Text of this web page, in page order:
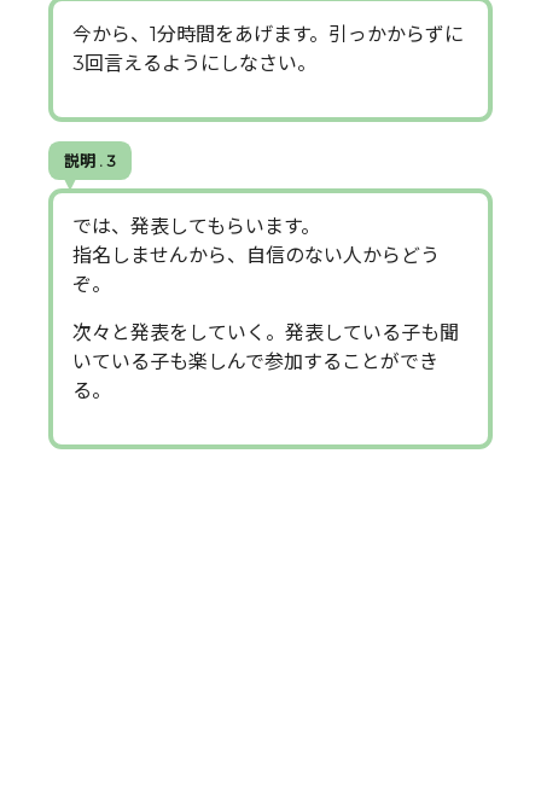
今から、1分時間をあげます。引っかからずに
3回言えるようにしなさい。
説明 . 3
では、発表してもらいます。
指名しませんから、自信のない人からどう
ぞ。
次々と発表をしていく。発表している子も聞
いている子も楽しんで参加することができ
る。